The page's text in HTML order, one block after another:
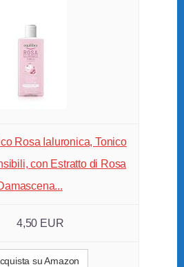
Rosa Ialuronica, Tonico
con Estratto di Rosa
4,50 EUR
su Amazon